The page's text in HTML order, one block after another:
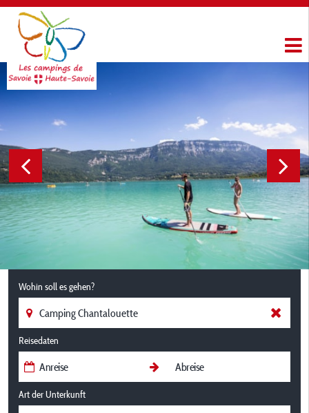
Wohin soll es gehen?
Reisedaten
Art der Unterkunft